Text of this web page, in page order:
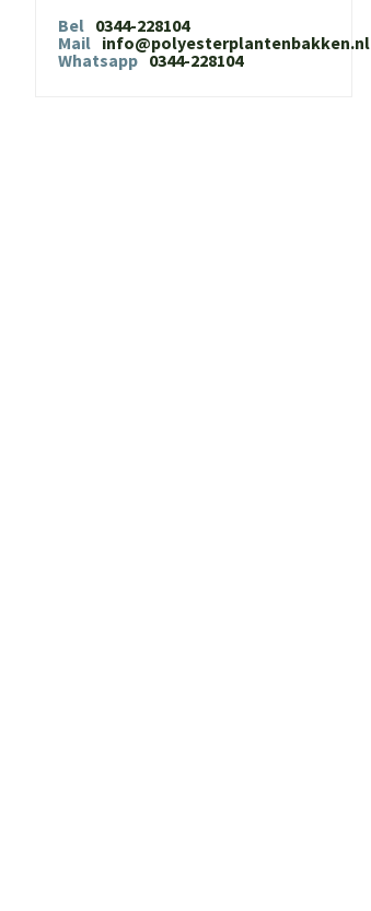
Bel 0344-228104
Mail info@polyesterplantenbakken.nl
Whatsapp 0344-228104